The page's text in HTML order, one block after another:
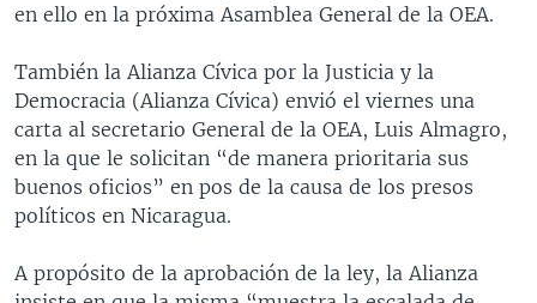
en ello en la próxima Asamblea General de la OEA.
También la Alianza Cívica por la Justicia y la
Democracia (Alianza Cívica) envió el viernes una
carta al secretario General de la OEA, Luis Almagro,
en la que le solicitan “de manera prioritaria sus
buenos oficios” en pos de la causa de los presos
políticos en Nicaragua.
A propósito de la aprobación de la ley, la Alianza